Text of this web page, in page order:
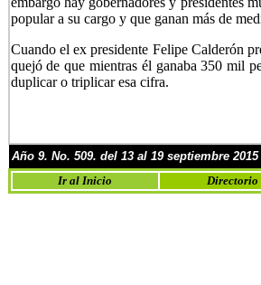
popular a su cargo y que ganan más de
Cuando el ex presidente Felipe Calderón
quejó de que mientras él ganaba 350 mil
duplicar o triplicar esa cifra.
Año 9. No. 509. del 13 al 19 septiembre2015
Ir al Inicio
Directorio